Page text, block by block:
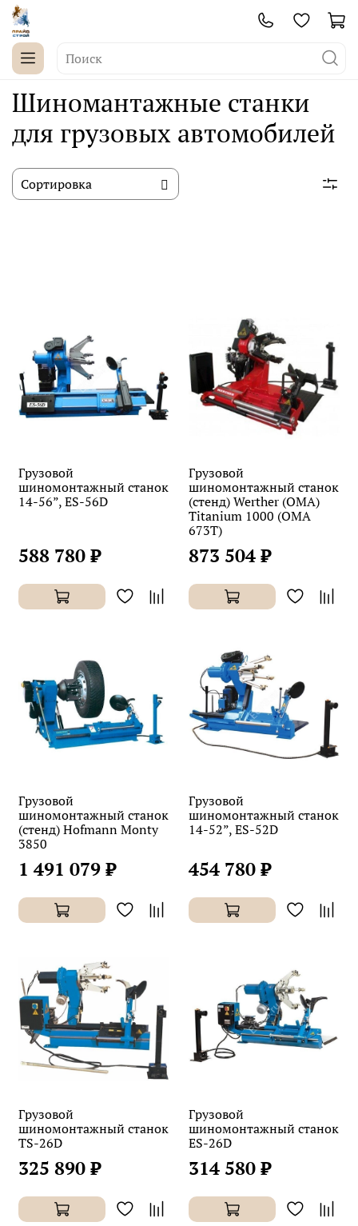
Шиномантажные станки
для грузовых автомобилей
Грузовой
шиномонтажный станок
14-56”, ES-56D
588 780 ₽
Грузовой
шиномонтажный станок
(стенд) Werther (OMA)
Titanium 1000 (OMA
673T)
873 504 ₽
Грузовой
шиномонтажный станок
(стенд) Hofmann Monty
3850
1 491 079 ₽
Грузовой
шиномонтажный станок
14-52”, ES-52D
454 780 ₽
Грузовой
шиномонтажный станок
TS-26D
325 890 ₽
Грузовой
шиномонтажный станок
ES-26D
314 580 ₽